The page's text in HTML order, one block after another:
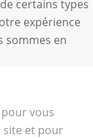
certains types
expérience
sommes en
vous
site et pour